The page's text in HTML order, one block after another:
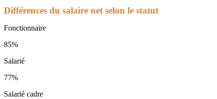
Différences du salaire net selon le statut
Fonctionnaire
85%
Salarié
77%
Salarié cadre